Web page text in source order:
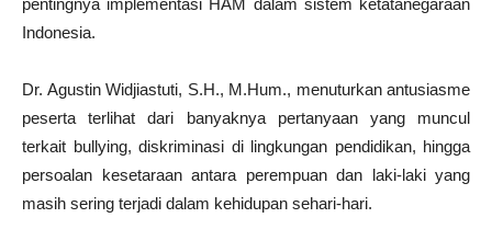
Indonesia.
Dr. Agustin Widjiastuti, S.H., M.Hum., menuturkan antusiasme
peserta terlihat dari banyaknya pertanyaan yang muncul
terkait bullying, diskriminasi di lingkungan pendidikan, hingga
persoalan kesetaraan antara perempuan dan laki-laki yang
masih sering terjadi dalam kehidupan sehari-hari.